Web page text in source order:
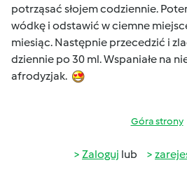
potrząsać słojem codziennie.
wódkę i odstawić w ciemne
miesiąc. Następnie przecedzić i
dziennie po 30 ml. Wspaniałe na
afrodyzjak.
Góra strony
Zaloguj lub